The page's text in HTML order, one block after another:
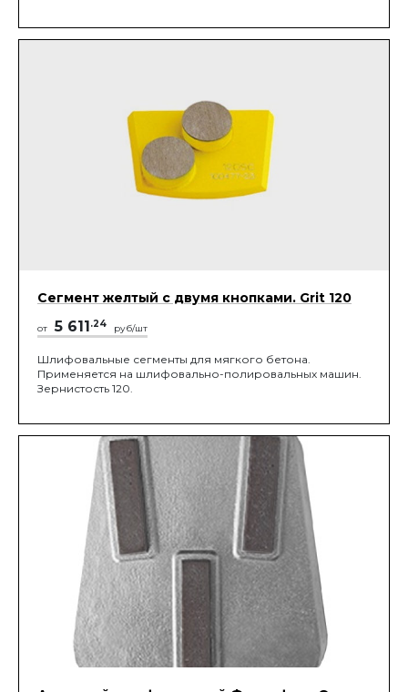
Сегмент желтый с двумя кнопками. Grit 120
от 5 611 .24 руб/шт
Шлифовальные сегменты для мягкого бетона.
Применяется на шлифовально-полировальных машин.
Зернистость 120.